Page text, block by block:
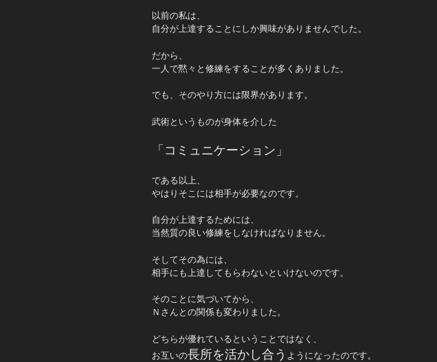
以前の私は、
自分が上達することにしか興味がありませんでした。
だから、
一人で黙々と修練をすることが多くありました。
でも、そのやり方には限界があります。
武術というものが身体を介した
「コミュニケーション」
である以上、
やはりそこには相手が必要なのです。
自分が上達するためには、
当然質の良い修練をしなければなりません。
そしてその為には、
相手にも上達してもらわないといけないのです。
そのことに気づいてから、
Ｎさんとの関係も変わりました。
どちらが優れているということではなく、
お互いの長所を活かし合う ようになったのです。